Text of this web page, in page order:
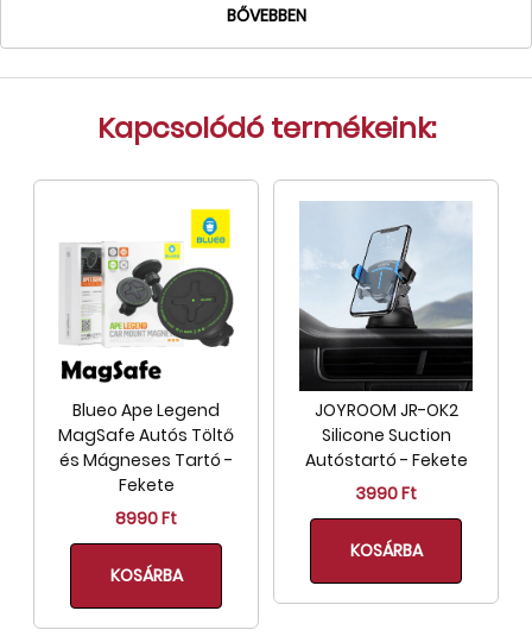
BŐVEBBEN
Kapcsolódó termékeink:
Blueo Ape Legend
MagSafe Autós Töltő
és Mágneses Tartó -
Fekete
8990 Ft
KOSÁRBA
JOYROOM JR-OK2
Silicone Suction
Autóstartó - Fekete
3990 Ft
KOSÁRBA
Szállítás, fizetés, garancia
Kapcsolat
Cégünkről, elérhetőségek